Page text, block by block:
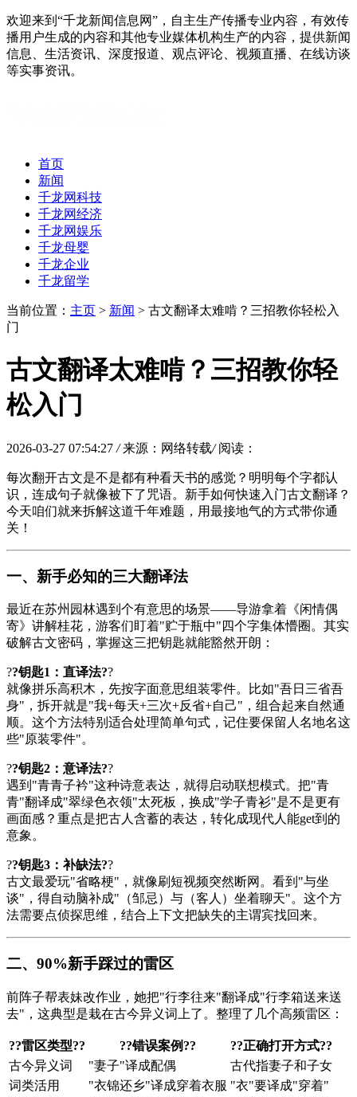
欢迎来到“千龙新闻信息网”，自主生产传播专业内容，有效传
播用户生成的内容和其他专业媒体机构生产的内容，提供新闻
信息、生活资讯、深度报道、观点评论、视频直播、在线访谈
等实事资讯。
首页
新闻
千龙网科技
千龙网经济
千龙网娱乐
千龙母婴
千龙企业
千龙留学
当前位置： 主页 > 新闻 > 古文翻译太难啃？三招教你轻松入
门
古文翻译太难啃？三招教你轻
松入门
2026-03-27 07:54:27 / 来源：网络转载/ 阅读：
每次翻开古文是不是都有种看天书的感觉？明明每个字都认
识，连成句子就像被下了咒语。新手如何快速入门古文翻译？
今天咱们就来拆解这道千年难题，用最接地气的方式带你通
关！
一、新手必知的三大翻译法
最近在苏州园林遇到个有意思的场景——导游拿着《闲情偶
寄》讲解桂花，游客们盯着"贮于瓶中"四个字集体懵圈。其实
破解古文密码，掌握这三把钥匙就能豁然开朗：
??钥匙1：直译法??
就像拼乐高积木，先按字面意思组装零件。比如"吾日三省吾
身"，拆开就是"我+每天+三次+反省+自己"，组合起来自然通
顺。这个方法特别适合处理简单句式，记住要保留人名地名这
些"原装零件"。
??钥匙2：意译法??
遇到"青青子衿"这种诗意表达，就得启动联想模式。把"青
青"翻译成"翠绿色衣领"太死板，换成"学子青衫"是不是更有
画面感？重点是把古人含蓄的表达，转化成现代人能get到的
意象。
??钥匙3：补缺法??
古文最爱玩"省略梗"，就像刷短视频突然断网。看到"与坐
谈"，得自动脑补成"（邹忌）与（客人）坐着聊天"。这个方
法需要点侦探思维，结合上下文把缺失的主谓宾找回来。
二、90%新手踩过的雷区
前阵子帮表妹改作业，她把"行李往来"翻译成"行李箱送来送
去"，这典型是栽在古今异义词上了。整理了几个高频雷区：
??雷区类型?? ??错误案例?? ??正确打开方式??
古今异义词
"妻子"译成配偶
古代指妻子和子女
词类活用
"衣锦还乡"译成穿着衣服 "衣"要译成"穿着"